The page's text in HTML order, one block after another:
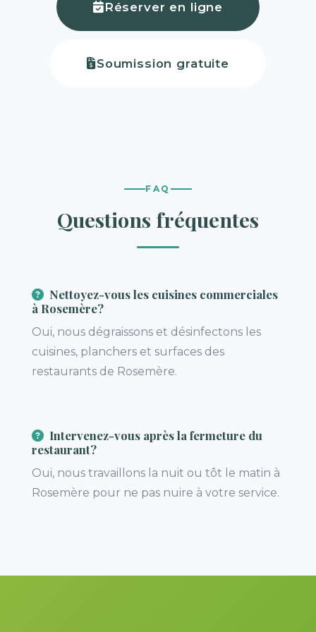
Réserver en ligne
Soumission gratuite
FAQ
Questions fréquentes
Nettoyez-vous les cuisines commerciales
à Rosemère?
Oui, nous dégraissons et désinfectons les
cuisines, planchers et surfaces des
restaurants de Rosemère.
Intervenez-vous après la fermeture du
restaurant?
Oui, nous travaillons la nuit ou tôt le matin à
Rosemère pour ne pas nuire à votre service.